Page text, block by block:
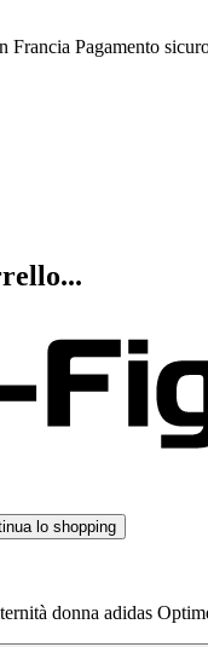
Francia Pagamento
lo shopping
donna adidas